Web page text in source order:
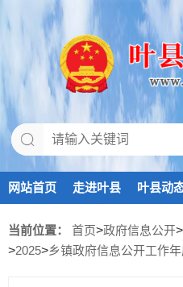
网站首页 走进叶县 叶县动
当前位置： 首页>政府信息公开>
>2025>乡镇政府信息公开工作